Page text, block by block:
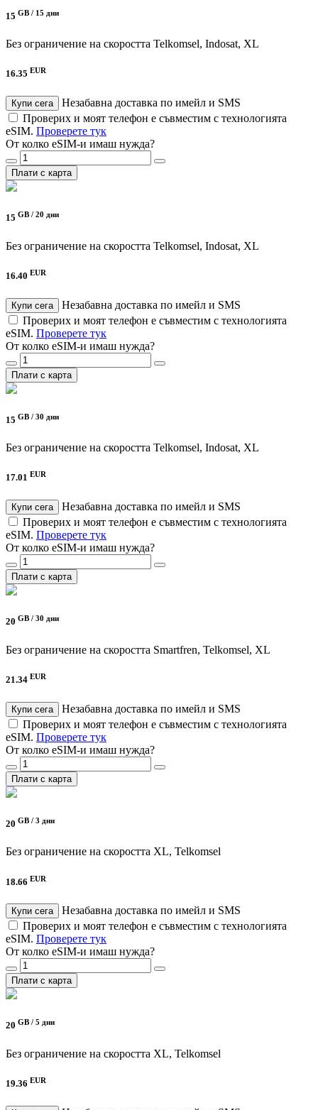
15 GB / 15 дни
Без ограничение на скоростта Telkomsel, Indosat, XL
16.35 EUR
Купи сега
Незабавна доставка по имейл и SMS
Проверих и моят телефон е съвместим с технологията
eSIM. Проверете тук
От колко eSIM-и имаш нужда?
Плати с карта
15 GB / 20 дни
Без ограничение на скоростта Telkomsel, Indosat, XL
16.40 EUR
Купи сега
Незабавна доставка по имейл и SMS
Проверих и моят телефон е съвместим с технологията
eSIM. Проверете тук
От колко eSIM-и имаш нужда?
Плати с карта
15 GB / 30 дни
Без ограничение на скоростта Telkomsel, Indosat, XL
17.01 EUR
Купи сега
Незабавна доставка по имейл и SMS
Проверих и моят телефон е съвместим с технологията
eSIM. Проверете тук
От колко eSIM-и имаш нужда?
Плати с карта
20 GB / 30 дни
Без ограничение на скоростта Smartfren, Telkomsel, XL
21.34 EUR
Купи сега
Незабавна доставка по имейл и SMS
Проверих и моят телефон е съвместим с технологията
eSIM. Проверете тук
От колко eSIM-и имаш нужда?
Плати с карта
20 GB / 3 дни
Без ограничение на скоростта XL, Telkomsel
18.66 EUR
Купи сега
Незабавна доставка по имейл и SMS
Проверих и моят телефон е съвместим с технологията
eSIM. Проверете тук
От колко eSIM-и имаш нужда?
Плати с карта
20 GB / 5 дни
Без ограничение на скоростта XL, Telkomsel
19.36 EUR